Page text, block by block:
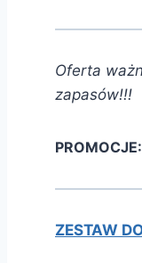
Oferta
zapasów!!!
PROMOCJE:
ZESTAW